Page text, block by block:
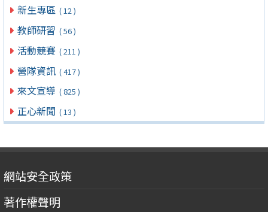
新生專區 ( 12 )
教師研習 ( 56 )
活動競賽 ( 211 )
營隊資訊 ( 417 )
來文宣導 ( 825 )
正心新聞 ( 13 )
網站安全政策
著作權聲明